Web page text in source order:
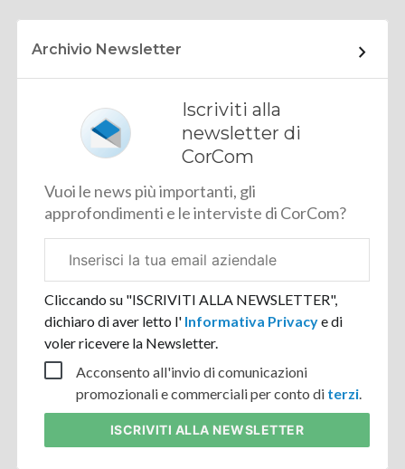
Archivio Newsletter
Iscriviti alla
newsletter di
CorCom
Vuoi le news più importanti, gli
approfondimenti e le interviste di CorCom?
aziendale
Cliccando su "ISCRIVITI ALLA NEWSLETTER",
dichiaro di aver letto l' Informativa Privacye di
voler ricevere la Newsletter.
Acconsento all'invio di comunicazioni
promozionali e commerciali per conto di terzi.
ISCRIVITI ALLA NEWSLETTER